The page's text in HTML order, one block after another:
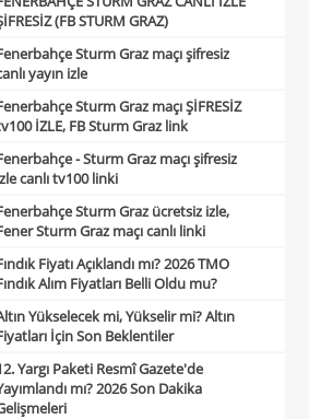
(FB STURM GRAZ)
Sturm Graz maçı şifresiz
yayın izle
Sturm Graz maçı ŞİFRESİZ
İZLE, FB Sturm Graz link
- Sturm Graz maçı şifresiz
canlı tv100 linki
Sturm Graz ücretsiz izle,
Sturm Graz maçı canlı linki
Fiyatı Açıklandı mı? 2026 TMO
Alım Fiyatları Belli Oldu mu?
Yükselecek mi, Yükselir mi? Altın
İçin Son Beklentiler
Yargı Paketi Resmî Gazete'de
mı? 2026 Son Dakika